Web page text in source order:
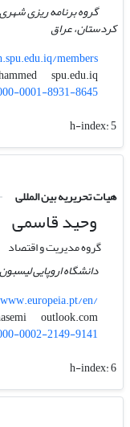
گروه برنامه ریزی
کردستان، عراق
members
rozhen.mohammed
spu.edu.iq
0001-8931-8645
h-index:5
هیات تحریریه بین المللی
وحید قاسمی
گروه مدیریت و اقتصاد
دانشگاه اروپایی
www.europeia.pt/en/
v.ghasemi
outlook.com
0002-2149-9141
h-index:6